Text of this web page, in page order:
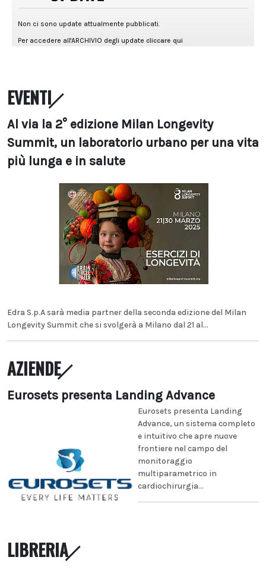
EVENTI
Al via la 2° edizione Milan Longevity
Summit, un laboratorio urbano per una vita
più lunga e in salute
Edra S.p.A sarà media partner della seconda edizione del Milan
Longevity Summit che si svolgerà a Milano dal 21 al...
AZIENDE
Eurosets presenta Landing Advance
Eurosets presenta Landing
Advance, un sistema completo
e intuitivo che apre nuove
frontiere nel campo del
monitoraggio
multiparametrico in
cardiochirurgia...
LIBRERIA